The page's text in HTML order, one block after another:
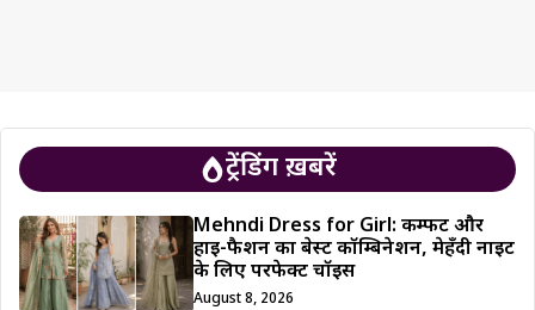
ट्रेंडिंग ख़बरें
Mehndi Dress for Girl: कम्फर्ट और
हाई-फैशन का बेस्ट कॉम्बिनेशन, मेहँदी नाइट
के लिए परफेक्ट चॉइस
August 8, 2026